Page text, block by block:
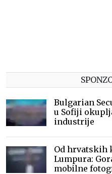
Bulgarian
u Sofiji
industrije
Od hrvatskih
Lumpura:
mobilne